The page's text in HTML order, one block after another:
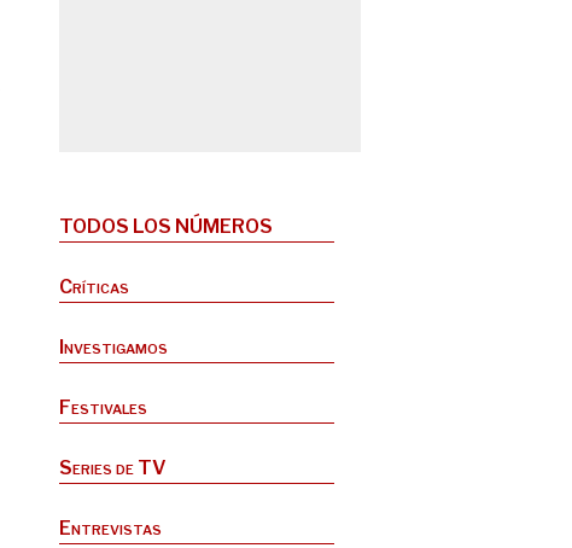
TODOS LOS NÚMEROS
Críticas
Investigamos
Festivales
Series de TV
Entrevistas